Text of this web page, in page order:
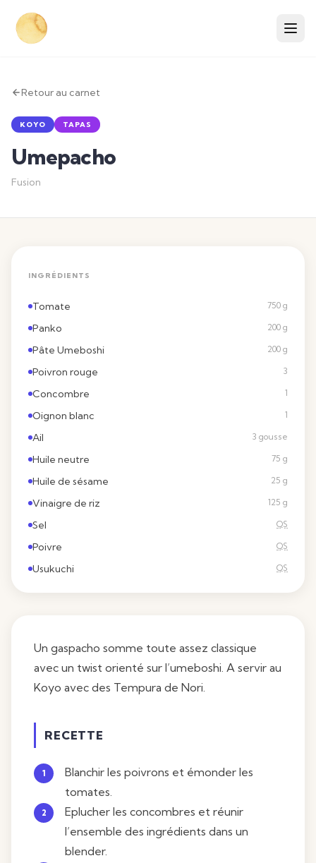
Retour au carnet
KOYO TAPAS
Umepacho
Fusion
INGRÉDIENTS
Tomate 750 g
Panko 200 g
Pâte Umeboshi 200 g
Poivron rouge 3
Concombre 1
Oignon blanc 1
Ail 3 gousse
Huile neutre 75 g
Huile de sésame 25 g
Vinaigre de riz 125 g
Sel QS
Poivre QS
Usukuchi QS
Un gaspacho somme toute assez classique
avec un twist orienté sur l’umeboshi. A servir au
Koyo avec des Tempura de Nori.
RECETTE
Blanchir les poivrons et émonder les
tomates.
Eplucher les concombres et réunir
l’ensemble des ingrédients dans un
blender.